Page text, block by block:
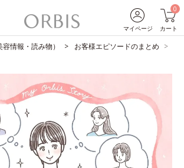
マイページ
0
カート
情報・読み物） お客様エピソードのまとめ